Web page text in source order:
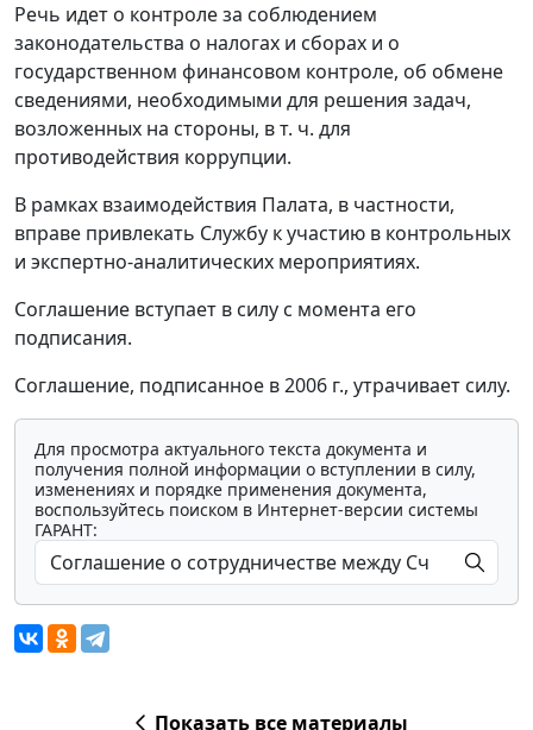
Речь идет о контроле за соблюдением
законодательства о налогах и сборах и о
государственном финансовом контроле, об обмене
сведениями, необходимыми для решения задач,
возложенных на стороны, в т. ч. для
противодействия коррупции.
В рамках взаимодействия Палата, в частности,
вправе привлекать Службу к участию в контрольных
и экспертно-аналитических мероприятиях.
Соглашение вступает в силу с момента его
подписания.
Соглашение, подписанное в 2006 г., утрачивает силу.
Для просмотра актуального текста документа и
получения полной информации о вступлении в силу,
изменениях и порядке применения документа,
воспользуйтесь поиском в Интернет-версии системы
ГАРАНТ:
Показать все материалы